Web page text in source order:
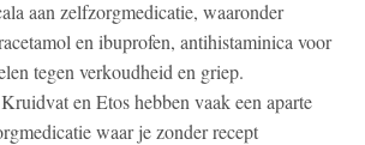
aan zelfzorgmedicatie, waaronder
en ibuprofen, antihistaminica voor
tegen verkoudheid en griep.
en Etos hebben vaak een aparte
waar je zonder recept